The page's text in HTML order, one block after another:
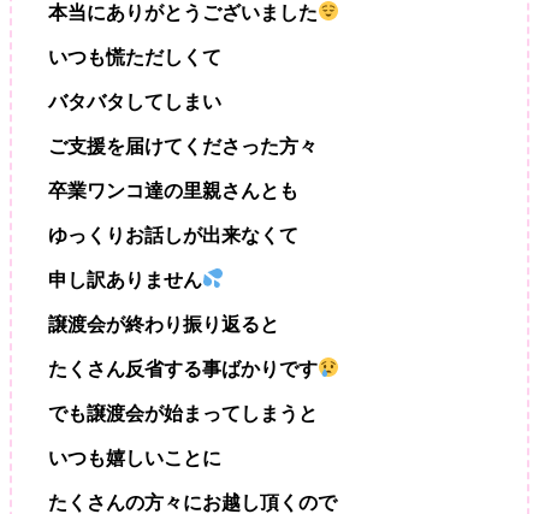
ね
こ
の
譲
会
本当にありがとうございました
いつも慌ただしくて
バタバタしてしまい
ご支援を届けてくださった方々
卒業ワンコ達の里親さんとも
ゆっくりお話しが出来なくて
申し訳ありません
譲渡会が終わり振り返ると
たくさん反省する事ばかりです
でも譲渡会が始まってしまうと
いつも嬉しいことに
たくさんの方々にお越し頂くので